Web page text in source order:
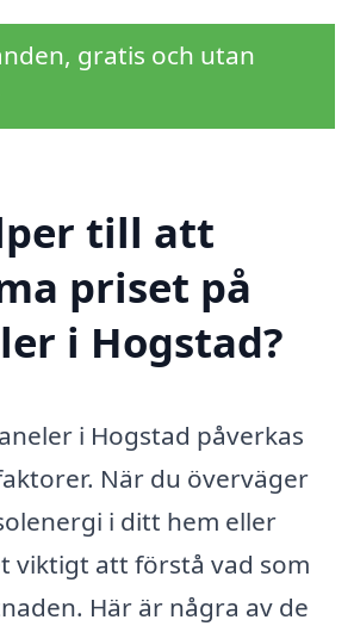
gratis och utan
till att
priset på
i Hogstad?
i Hogstad påverkas
När du överväger
i ditt hem eller
viktigt att förstå vad som
Här är några av de